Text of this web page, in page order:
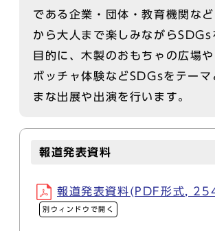
である企業・団体・教育機関な
から大人まで楽しみながらSDGs
目的に、木製のおもちゃの広場
ボッチャ体験などSDGsをテーマ
まな出展や出演を行います。
報道発表資料
報道発表資料(PDF形式,
別ウィンドウで開く